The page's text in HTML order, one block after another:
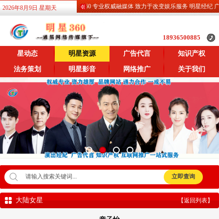
2026年8月9日 星期天 明星360 专业权威融媒体 致力于改变娱乐服务 明星经纪 广
18936500885
星动态 明星资源 广告代言 知识产权
法务策划 明星影音 网络推广 关于我们
大陆女星 【返回列表】